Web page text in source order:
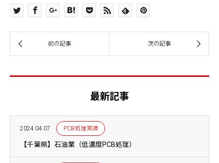
最新記事
2024.04.07 PCB処理実績
【千葉県】石油業（低濃度PCB処理）